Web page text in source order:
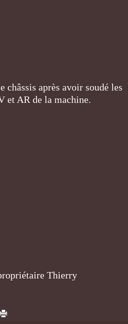
châssis après avoir soudé les
et AR de la machine.
Thierry